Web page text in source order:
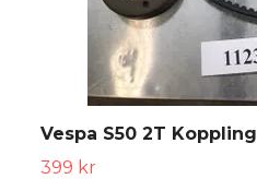
Vespa S50 2T Koppling
399 kr